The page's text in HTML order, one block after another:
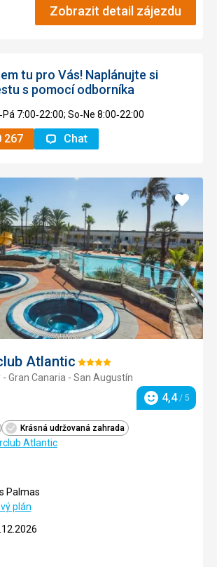
Zobrazit detail zájezdu
tu pro Vás! Naplánujte si
s pomocí odborníka
7:00‑22:00; So‑Ne 8:00‑22:00
267 Chat
Atlantic Hodnocení:
4/5
Gran Canaria - San Augustín
Hodnocení
4,4/ 5
Krásná udržovaná zahrada
Atlantic
Přidat
Palmas
plán